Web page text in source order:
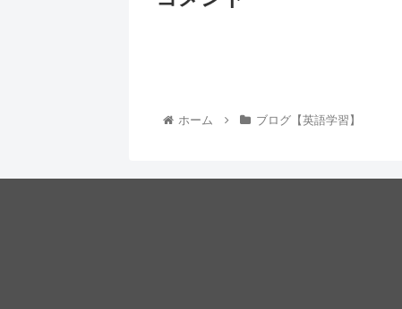
ホーム ブログ【英語学習】